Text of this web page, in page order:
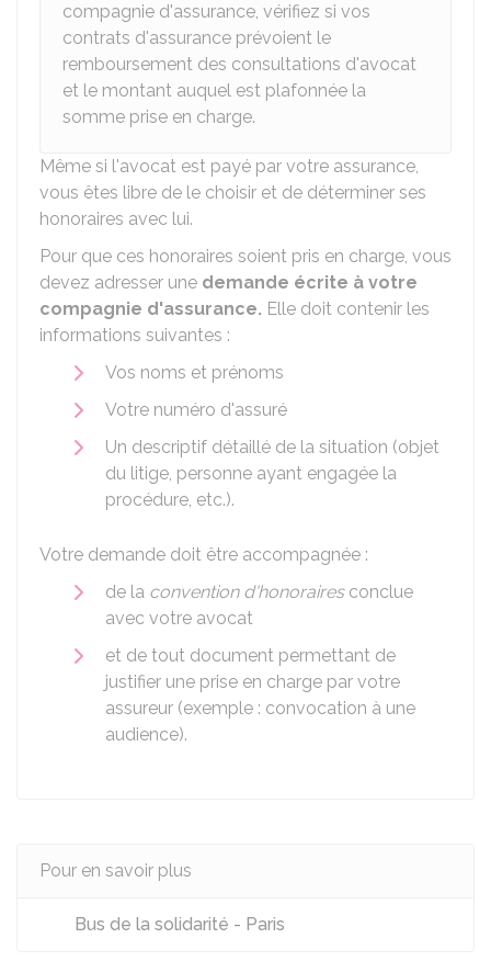
compagnie d'assurance, vérifiez si vos
contrats d'assurance prévoient le
remboursement des consultations d'avocat
et le montant auquel est plafonnée la
somme prise en charge.
Même si l'avocat est payé par votre assurance,
vous êtes libre de le choisir et de déterminer ses
honoraires avec lui.
Pour que ces honoraires soient pris en charge, vous
devez adresser une demande écrite à votre
compagnie d'assurance. Elle doit contenir les
informations suivantes :
Vos noms et prénoms
Votre numéro d'assuré
Un descriptif détaillé de la situation (objet
du litige, personne ayant engagée la
procédure, etc.).
Votre demande doit être accompagnée :
de la convention d'honorairesconclue
avec votre avocat
et de tout document permettant de
justifier une prise en charge par votre
assureur (exemple : convocation à une
audience).
Pour en savoir plus
Bus de la solidarité - Paris